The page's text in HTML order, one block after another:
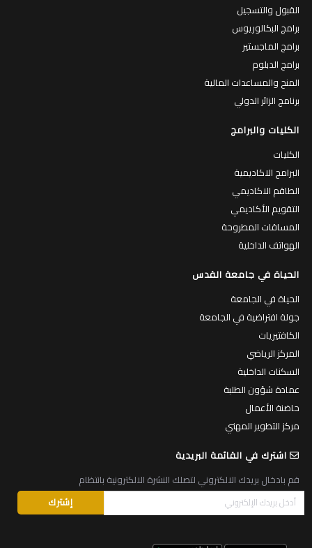
القبول والتسجيل
برامج البكالوريوس
برامج الماجستير
برامج الدبلوم
المنح والمساعدات المالية
برنامج الزائر الدولي
الكليات والبرامج
الكليات
البرامج الاكاديمية
الطاقم الاكاديمي
التقويم الأكاديمي
المساقات المطروحة
الهواتف الداخلية
الحياة في جامعة القدس
الحياة في الجامعة
جولة افتراضية في الجامعة
الكافتيريات
المركز الرياضي
السكنات الداخلية
عمادة شؤون الطلبة
حاضنة الأعمال
مركز التطوير المهني
اشترك في القائمة البريدية
قم بادخال بريدك الالكتروني لتصلك النشرة الالكترونية بانتظام